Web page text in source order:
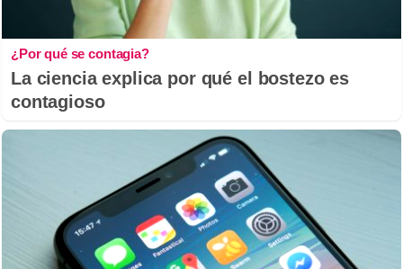
¿Por qué se contagia?
La ciencia explica por qué el bostezo es
contagioso